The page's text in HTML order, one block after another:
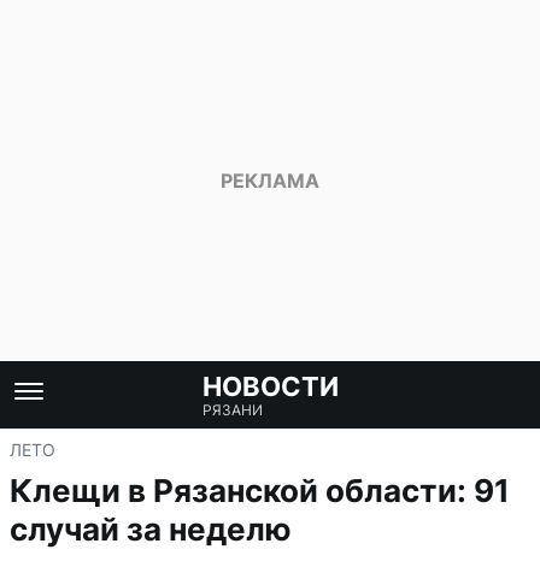
НОВОСТИ
РЯЗАНИ
ЛЕТО
Клещи в Рязанской области: 91
случай за неделю